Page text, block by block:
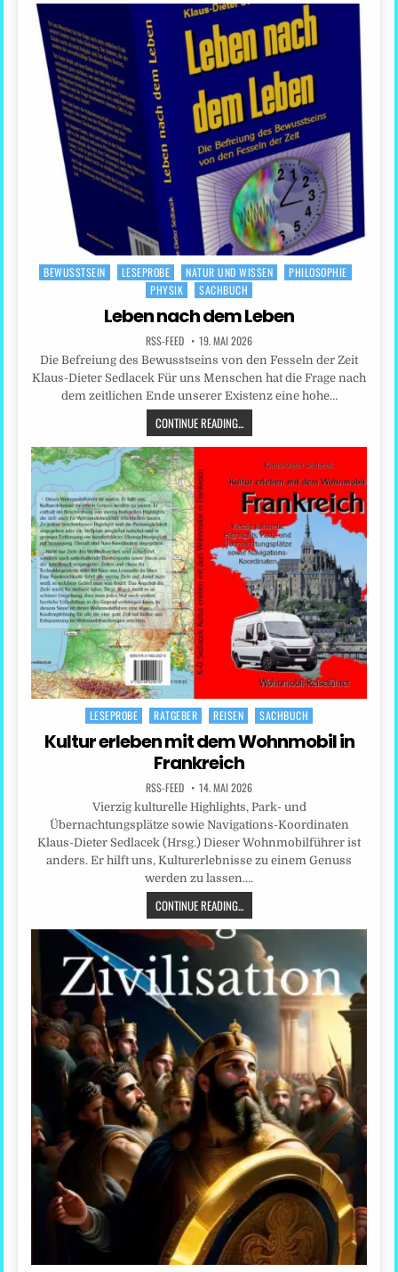
Posted
BEWUSSTSEIN LESEPROBE NATUR UND WISSEN
PHILOSOPHIE
PHYSIK
SACHBUCH
Leben nach dem Leben
RSS-FEED 19. MAI 2026
Die Befreiung des Bewusstseins von den Fesseln der Zeit
Klaus-Dieter Sedlacek Für uns Menschen hat die Frage nach
dem zeitlichen Ende unserer Existenz eine hohe…
CONTINUE READING...
Posted
LESEPROBE RATGEBER REISEN SACHBUCH
Kultur erleben mit dem Wohnmobil in
Frankreich
RSS-FEED 14. MAI 2026
Vierzig kulturelle Highlights, Park- und
Übernachtungsplätze sowie Navigations-Koordinaten
Klaus-Dieter Sedlacek (Hrsg.) Dieser Wohnmobilführer ist
anders. Er hilft uns, Kulturerlebnisse zu einem Genuss
werden zu lassen….
CONTINUE READING...